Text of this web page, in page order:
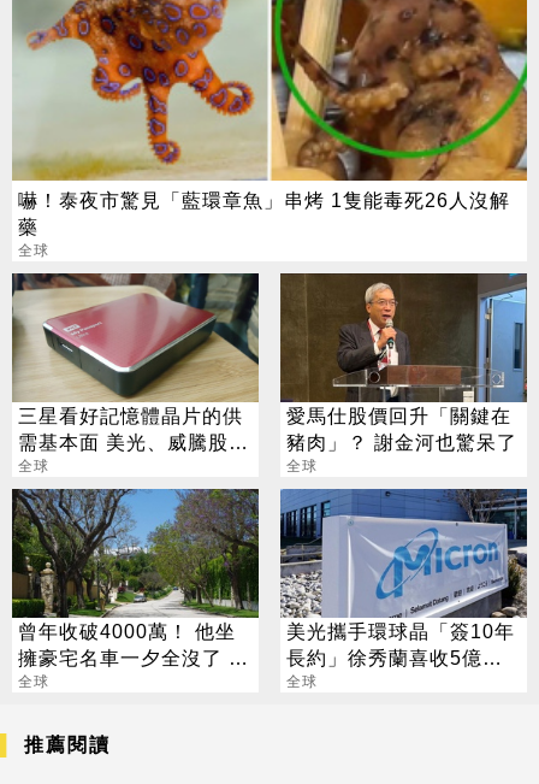
嚇！泰夜市驚見「藍環章魚」串烤 1隻能毒死26人沒解
藥
全球
三星看好記憶體晶片的供
需基本面 美光、威騰股價
齊漲
全球
愛馬仕股價回升「關鍵在
豬肉」？ 謝金河也驚呆了
全球
曾年收破4000萬！ 他坐
擁豪宅名車一夕全沒了 卻
喊「比過去更快樂」
全球
美光攜手環球晶「簽10年
長約」徐秀蘭喜收5億美
金大禮
全球
推薦閱讀